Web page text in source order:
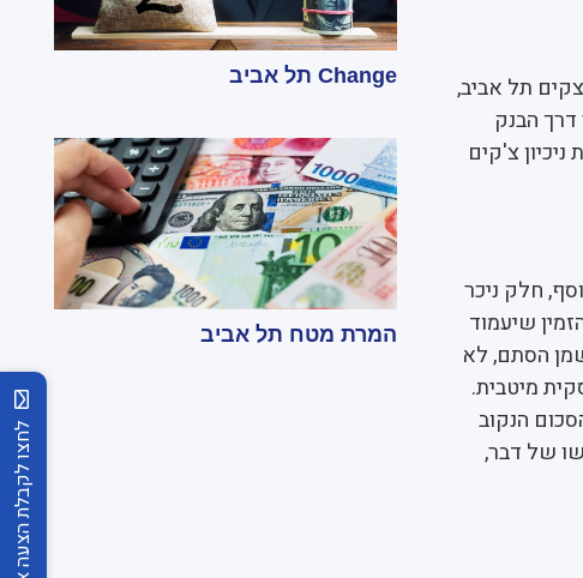
תל אביב,
הבנק
צ'קים
חלק ניכר
שיעמוד
הסתם, לא
מיטבית.
הנקוב
של דבר,
Change תל אביב
המרת מטח תל אביב